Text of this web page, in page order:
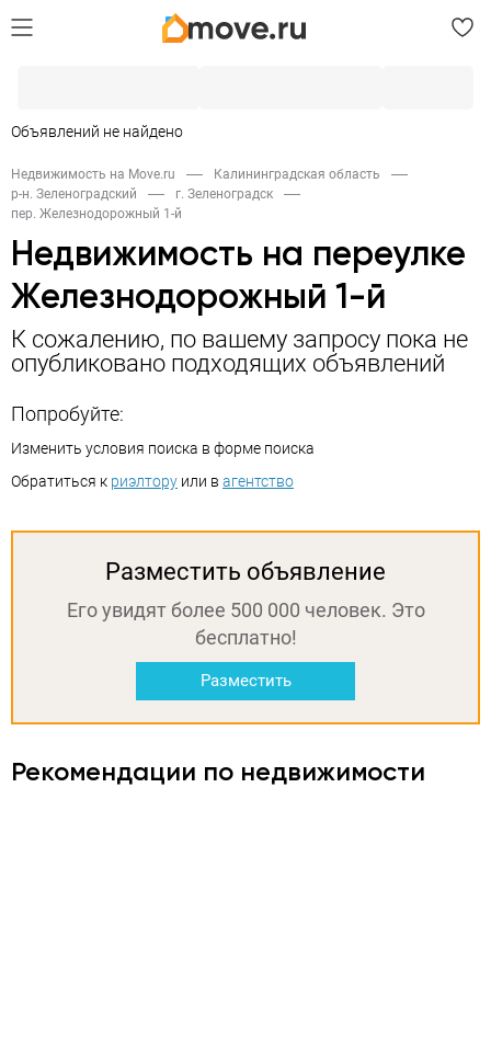
Объявлений не найдено
Недвижимость на Move.ru
Калининградская область
р-н. Зеленоградский
г. Зеленоградск
пер. Железнодорожный 1-й
Недвижимость на переулке
Железнодорожный 1-й
К сожалению, по вашему запросу пока не
опубликовано подходящих объявлений
Попробуйте:
Изменить условия поиска в форме поиска
Обратиться к риэлтору или в агентство
Разместить объявление
Его увидят более 500 000 человек. Это
бесплатно!
Разместить
Рекомендации по недвижимости